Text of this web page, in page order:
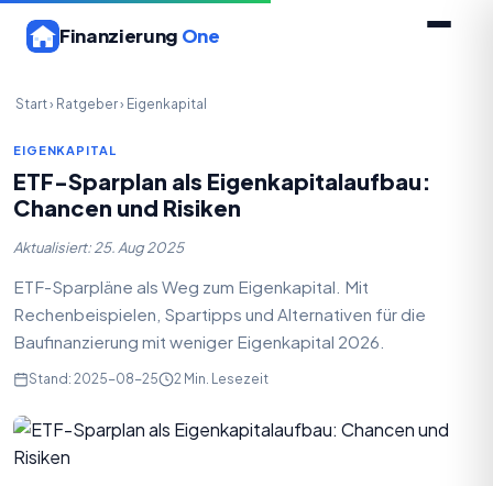
Finanzierung One
Start› Ratgeber› Eigenkapital
EIGENKAPITAL
ETF-Sparplan als Eigenkapitalaufbau:
Chancen und Risiken
Aktualisiert: 25. Aug 2025
ETF-Sparpläne als Weg zum Eigenkapital. Mit
Rechenbeispielen, Spartipps und Alternativen für die
Baufinanzierung mit weniger Eigenkapital 2026.
Stand: 2025-08-25 2 Min. Lesezeit